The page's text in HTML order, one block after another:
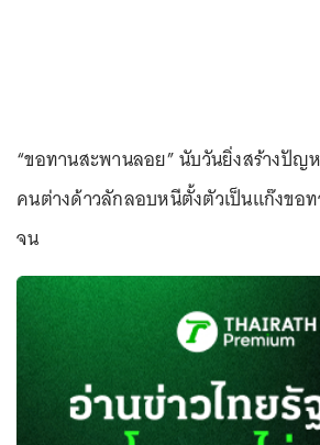
“ขอทานสะพานลอย” นับวันยิ่งสร้างปัญ
คนต่างด้าวลักลอบหนีตั้งตัวเป็นแก๊งขอ
จน